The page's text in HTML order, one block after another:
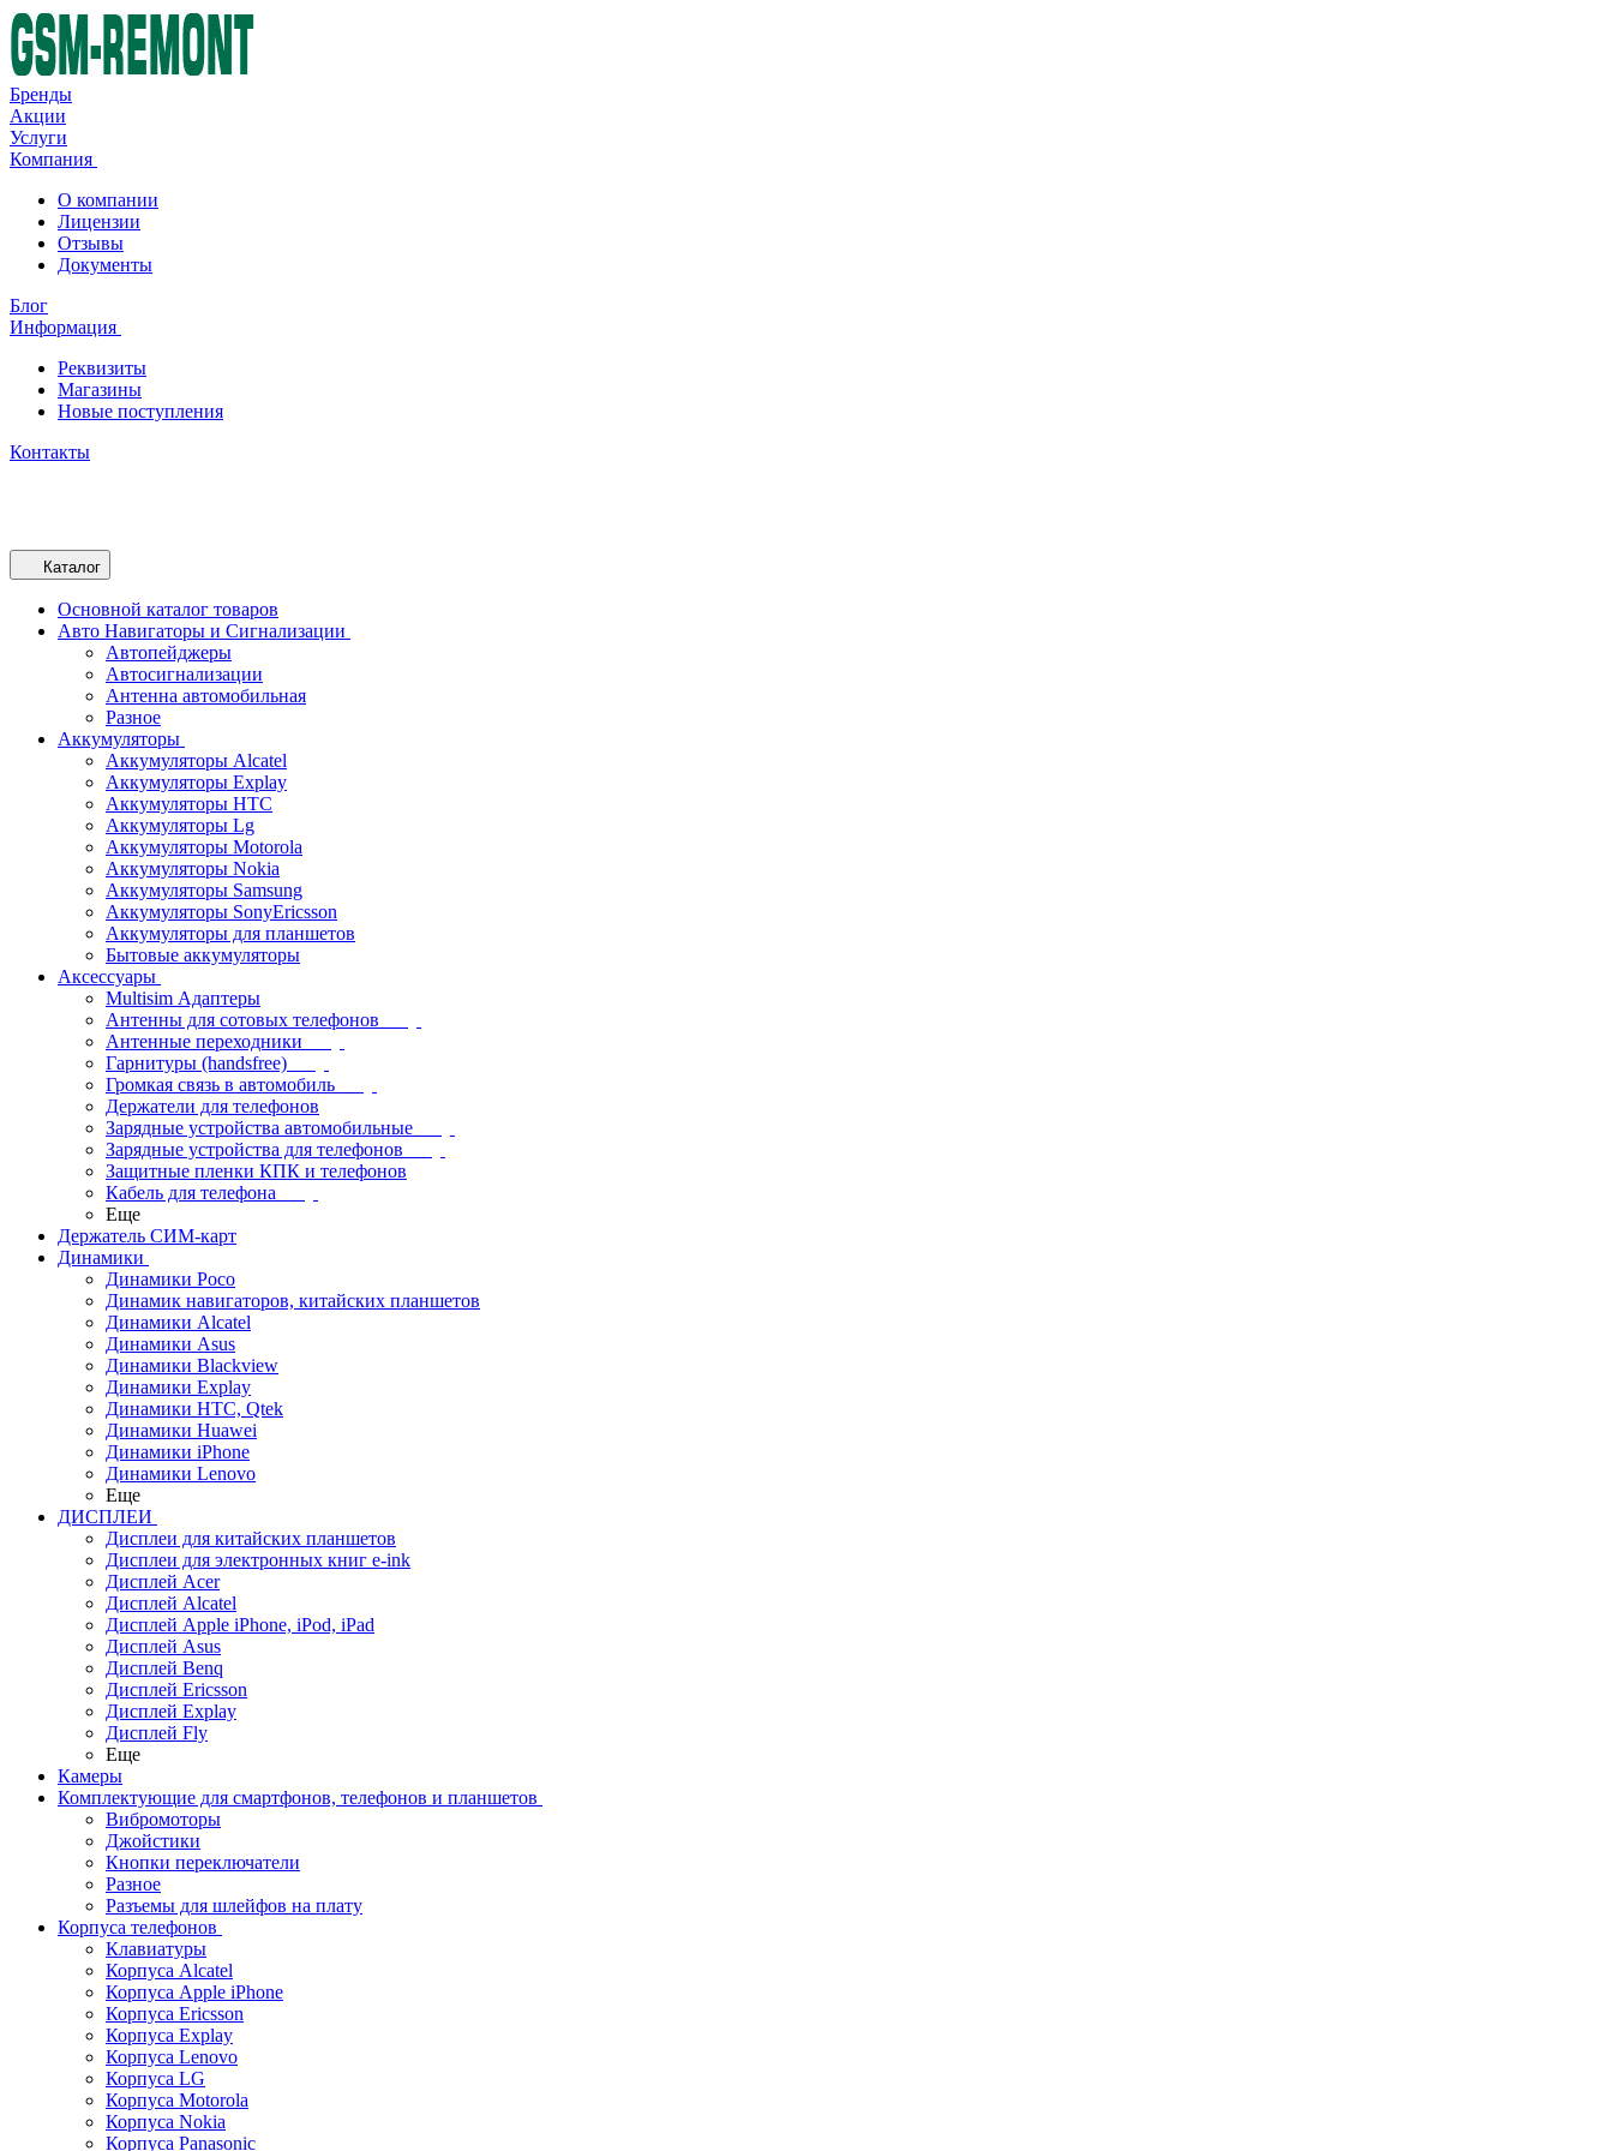
Бренды
Акции
Услуги
Компания
О компании
Лицензии
Отзывы
Документы
Блог
Информация
Реквизиты
Магазины
Новые поступления
Контакты
Каталог
Основной каталог товаров
Авто Навигаторы и Сигнализации
Автопейджеры
Автосигнализации
Антенна автомобильная
Разное
Аккумуляторы
Аккумуляторы Alcatel
Аккумуляторы Explay
Аккумуляторы HTC
Аккумуляторы Lg
Аккумуляторы Motorola
Аккумуляторы Nokia
Аккумуляторы Samsung
Аккумуляторы SonyEricsson
Аккумуляторы для планшетов
Бытовые аккумуляторы
Аксессуары
Multisim Адаптеры
Антенны для сотовых телефонов
Антенные переходники
Гарнитуры (handsfree)
Громкая связь в автомобиль
Держатели для телефонов
Зарядные устройства автомобильные
Зарядные устройства для телефонов
Защитные пленки КПК и телефонов
Кабель для телефона
Еще
Держатель СИМ-карт
Динамики
Динамики Poco
Динамик навигаторов, китайских планшетов
Динамики Alcatel
Динамики Asus
Динамики Blackview
Динамики Explay
Динамики HTC, Qtek
Динамики Huawei
Динамики iPhone
Динамики Lenovo
Еще
ДИСПЛЕИ
Дисплеи для китайских планшетов
Дисплеи для электронных книг e-ink
Дисплей Acer
Дисплей Alcatel
Дисплей Apple iPhone, iPod, iPad
Дисплей Asus
Дисплей Benq
Дисплей Ericsson
Дисплей Explay
Дисплей Fly
Еще
Камеры
Комплектующие для смартфонов, телефонов и планшетов
Вибромоторы
Джойстики
Кнопки переключатели
Разное
Разъемы для шлейфов на плату
Корпуса телефонов
Клавиатуры
Корпуса Alcatel
Корпуса Apple iPhone
Корпуса Ericsson
Корпуса Explay
Корпуса Lenovo
Корпуса LG
Корпуса Motorola
Корпуса Nokia
Корпуса Panasonic